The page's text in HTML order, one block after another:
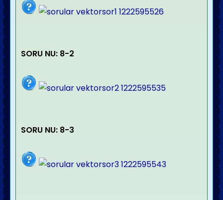
SORU NU: 8-2
SORU NU: 8-3